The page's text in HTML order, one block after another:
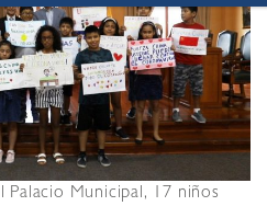
Palacio Municipal, 17 niños